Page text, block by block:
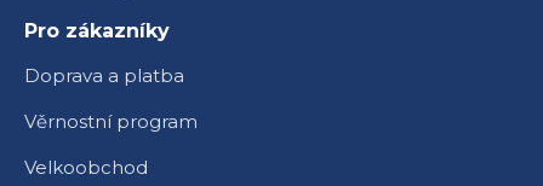
Pro zákazníky
Doprava a platba
Věrnostní program
Velkoobchod